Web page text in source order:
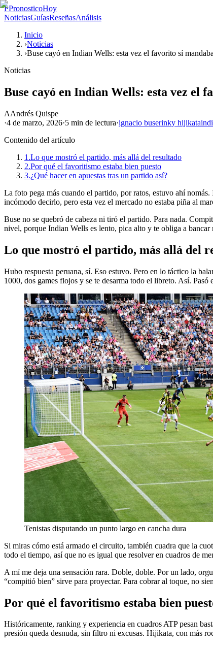
PPronosticoHoy
NoticiasGuíasReseñasAnálisis
Inicio
›Noticias
›Buse cayó en Indian Wells: esta vez el favorito sí mandaba
Noticias
Buse cayó en Indian Wells: esta vez el
AAndrés Quispe
·4 de marzo, 2026·5 min de lectura·ignacio buserinky hijikata
Contenido del artículo
1.Lo que mostró el partido, más allá del resultado
2.Por qué el favoritismo estaba bien puesto
3.¿Qué hacer en apuestas tras un partido así?
La foto pega más cuando el partido, por ratos, estuvo ahí
incómodo decirlo, pero esta vez el mercado no estaba piña al
Buse no se quebró de cabeza ni tiró el partido. Para nada.
nivel, porque Indian Wells es lento, pica alto y te obliga a
Lo que mostró el partido, más allá del
Hubo respuesta peruana, sí. Eso estuvo. Pero en lo táctico la
1000, dos games flojos y se te desarma todo el libreto. Así.
Tenistas disputando un punto largo en cancha dura
Si miras cómo está armado el circuito, también cuadra que la
todo el tiempo, así que no es igual que resolver en cuadros de
A mí me deja una sensación rara. Doble, doble. Por un lado,
“compitió bien” sirve para proyectar. Para cobrar al toque, no
Por qué el favoritismo estaba bien
Históricamente, ranking y experiencia en cuadros ATP pesan
presión queda desnuda, sin filtro ni excusas. Hijikata, con más